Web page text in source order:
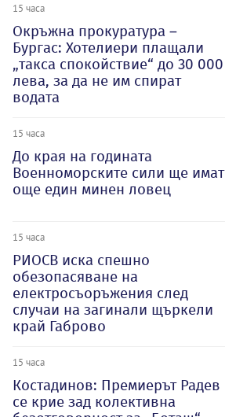
15 часа
Окръжна прокуратура –
Бургас: Хотелиери плащали
„такса спокойствие“ до 30 000
лева, за да не им спират
водата
15 часа
До края на годината
Военноморските сили ще имат
още един минен ловец
15 часа
РИОСВ иска спешно
обезопасяване на
електросъоръжения след
случаи на загинали щъркели
край Габрово
15 часа
Костадинов: Премиерът Радев
се крие зад колективна